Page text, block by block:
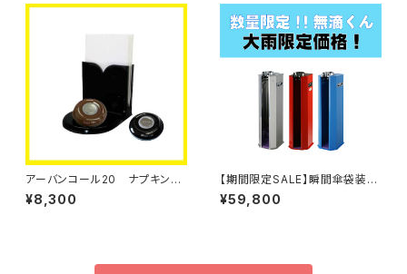
アーバンコール20 ナプキン＆
メニュー立て付きＬＥＤ送信ボタ
ン【単品】
¥8,300
【期間限定SALE】瞬間傘袋装着
機 無滴くん アウトレット特価
品
¥59,800